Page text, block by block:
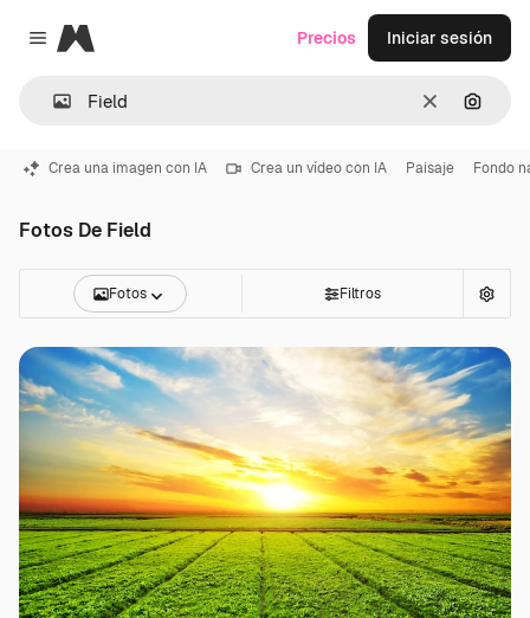
Close menu
Magnific
Borrar
Precios Iniciar sesión
Crea una imagen con IA Crea un vídeo con IA Paisaje Fondo
Fotos De Field
Fotos Filtros